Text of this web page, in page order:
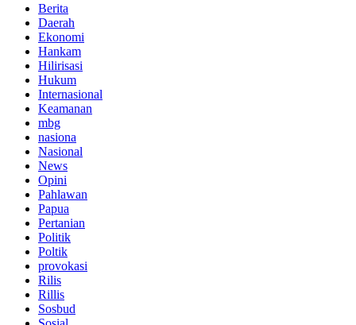
Berita
Daerah
Ekonomi
Hankam
Hilirisasi
Hukum
Internasional
Keamanan
mbg
nasiona
Nasional
News
Opini
Pahlawan
Papua
Pertanian
Politik
Poltik
provokasi
Rilis
Rillis
Sosbud